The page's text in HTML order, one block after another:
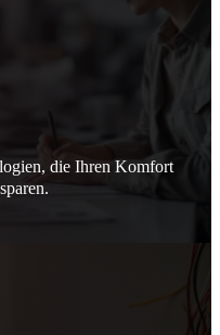
die Ihren Komfort